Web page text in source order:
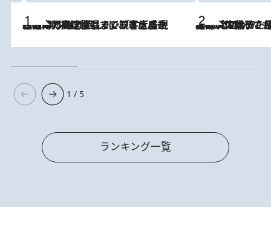
2026.8.7
「湘南乃風に憧れて」観客大盛上がりの“タオル回し”に、ラッパー顔負けの高速歌唱まで…さだまさし（74）のアグレッシブすぎる現在地 2026.8.5
【阿川佐和子さんの年とる力】なぜ70代で始めた趣味は“こんなに楽しい”のか？ ピアノ、俳句…スランプに陥っても続けられる“ある秘訣”とは
1 / 5
ランキング一覧